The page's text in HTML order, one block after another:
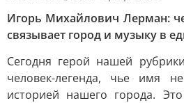
Игорь Михайлович Лерман:
связывает город и музыку в
Сегодня герой нашей
человек-легенда, чье имя
историей нашего города. Это